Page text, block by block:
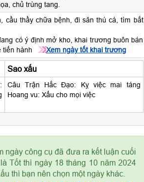
chủ trùng tang.
cầu thầy chữa bệnh, đi săn thú cá, tìm bắt
có ý định mở kho, khai trương buôn bán
tiến hành
Xem ngày tốt khai trương
Sao xấu
Câu Trận Hắc Đạo: Kỵ việc mai táng
Hoang vu: Xấu cho mọi việc
ngày công cụ đã đưa ra kết luận cuối
Tốt thì ngày 18 tháng 10 năm 2024
thì bạn nên chọn một ngày khác.